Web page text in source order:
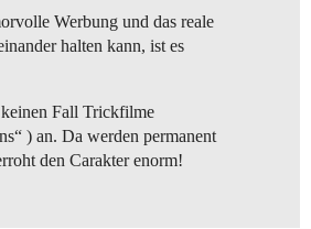
Werbung und das reale
halten kann, ist es
Fall Trickfilme
) an. Da werden permanent
den Carakter enorm!